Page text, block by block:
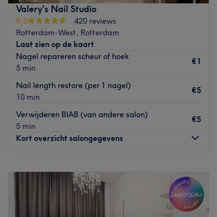
van de beste salons van Nederland.
Wij kijken ernaar uit je te verwelkomen!
Go to venue
Go to venue
Valery's Nail Studio
5,0
420 reviews
Rotterdam-West, Rotterdam
Laat zien op de kaart
Nagel repareren scheur of hoek
5 min
€1
Nail length restore (per 1 nagel)
10 min
€5
Verwijderen BIAB (van andere salon)
5 min
€5
Kort overzicht salongegevens
Dinsdag
Gesloten
Woensdag
16:30
Gesloten
–17:00